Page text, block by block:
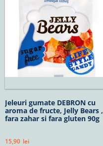
Jeleuri gumate DEBRON cu
aroma de fructe, Jelly Bears ,
fara zahar si fara gluten 90g
15,90 lei